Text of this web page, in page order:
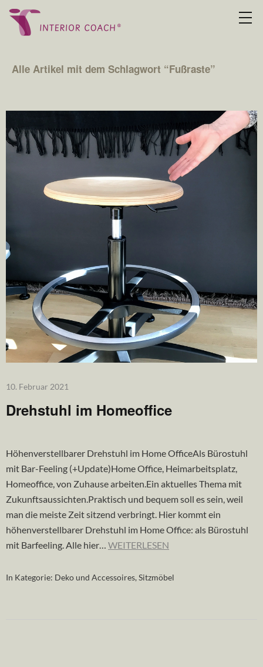
Alle Artikel mit dem Schlagwort “Fußraste”
10. Februar 2021
Drehstuhl im Homeoffice
Höhenverstellbarer Drehstuhl im Home OfficeAls Bürostuhl
mit Bar-Feeling (+Update)Home Office, Heimarbeitsplatz,
Homeoffice, von Zuhause arbeiten.Ein aktuelles Thema mit
Zukunftsaussichten.Praktisch und bequem soll es sein, weil
man die meiste Zeit sitzend verbringt. Hier kommt ein
höhenverstellbarer Drehstuhl im Home Office: als Bürostuhl
mit Barfeeling. Alle hier… WEITERLESEN
In Kategorie: Deko und Accessoires,Sitzmöbel